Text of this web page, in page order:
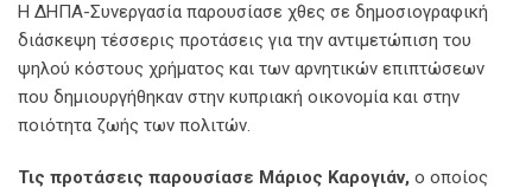
Η ΔΗΠΑ-Συνεργασία παρουσίασε χθες σε δημοσιογραφική
διάσκεψη τέσσερις προτάσεις για την αντιμετώπιση του
ψηλού κόστους χρήματος και των αρνητικών επιπτώσεων
που δημιουργήθηκαν στην κυπριακή οικονομία και στην
ποιότητα ζωής των πολιτών.
Τις προτάσεις παρουσίασε Μάριος Καρογιάν, ο οποίος